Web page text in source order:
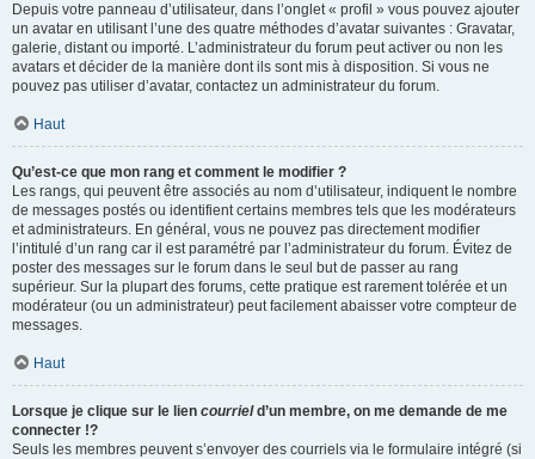
Depuis votre panneau d’utilisateur, dans l’onglet « profil » vous pouvez ajouter
un avatar en utilisant l’une des quatre méthodes d’avatar suivantes : Gravatar,
galerie, distant ou importé. L’administrateur du forum peut activer ou non les
avatars et décider de la manière dont ils sont mis à disposition. Si vous ne
pouvez pas utiliser d’avatar, contactez un administrateur du forum.
Haut
Qu’est-ce que mon rang et comment le modifier ?
Les rangs, qui peuvent être associés au nom d’utilisateur, indiquent le nombre
de messages postés ou identifient certains membres tels que les modérateurs
et administrateurs. En général, vous ne pouvez pas directement modifier
l’intitulé d’un rang car il est paramétré par l’administrateur du forum. Évitez de
poster des messages sur le forum dans le seul but de passer au rang
supérieur. Sur la plupart des forums, cette pratique est rarement tolérée et un
modérateur (ou un administrateur) peut facilement abaisser votre compteur de
messages.
Haut
Lorsque je clique sur le lien courrield’un membre, on me demande de me
connecter !?
Seuls les membres peuvent s’envoyer des courriels via le formulaire intégré (si